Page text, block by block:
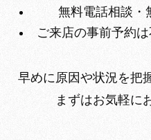
無料電話相談・
ご来店の事前予約
早めに原因や状況を把
まずはお気軽に